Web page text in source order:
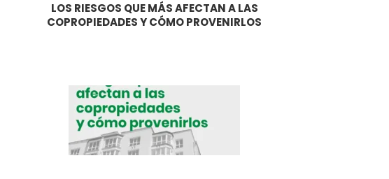
LOS RIESGOS QUE MÁS AFECTAN A LAS
COPROPIEDADES Y CÓMO PROVENIRLOS